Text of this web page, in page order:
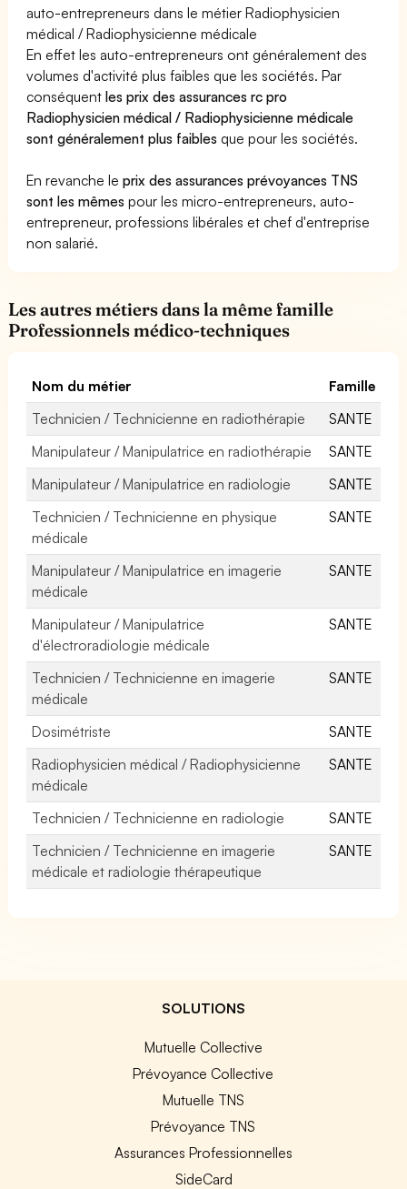
auto-entrepreneurs dans le métier Radiophysicien
médical / Radiophysicienne médicale
En effet les auto-entrepreneurs ont généralement des
volumes d'activité plus faibles que les sociétés. Par
conséquentles prix des assurances rc pro
Radiophysicien médical / Radiophysicienne médicale
sont généralement plus faibles que pour les sociétés.
En revanche leprix des assurances prévoyances TNS
sont les mêmes pour les micro-entrepreneurs, auto-
entrepreneur, professions libérales et chef d'entreprise
non salarié.
Les autres métiers dans la même famille
Professionnels médico-techniques
Nom du métier
Famille
Technicien / Technicienne en radiothérapie
SANTE
Manipulateur / Manipulatrice en radiothérapie
SANTE
Manipulateur / Manipulatrice en radiologie
SANTE
Technicien / Technicienne en physique
médicale
SANTE
Manipulateur / Manipulatrice en imagerie
médicale
SANTE
Manipulateur / Manipulatrice
d'électroradiologie médicale
SANTE
Technicien / Technicienne en imagerie
médicale
SANTE
Dosimétriste
SANTE
Radiophysicien médical / Radiophysicienne
médicale
SANTE
Technicien / Technicienne en radiologie
SANTE
Technicien / Technicienne en imagerie
médicale et radiologie thérapeutique
SANTE
SOLUTIONS
Mutuelle Collective
Prévoyance Collective
Mutuelle TNS
Prévoyance TNS
Assurances Professionnelles
SideCard